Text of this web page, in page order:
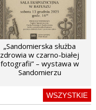
„Sandomierska służba
zdrowia w czarno-białej
fotografii” – wystawa w
Sandomierzu
WSZYSTKIE